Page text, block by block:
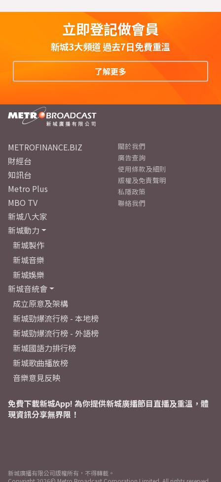
立即登記做會員
新城3大頻道 過去7日免費重溫
了解更多
METROFINANCE.BIZ
財經台
知訊台
Metro Plus
MBO TV
新城八大家
新城動力
新城製作
新城音樂
新城娛樂
新城音統會
成立原意及架構
新城勁爆流行榜 - 本地榜
新城勁爆流行榜 - 外語榜
新城國語力排行榜
新城歌曲播放榜
音樂意見反映
關於我們
廣告查詢
使用條款及細則
版權及免責聲明
私隱政策
聯絡我們
免費下載新城App! 為你提供新城廣播節目直播及重溫，體
現資訊分享無界限！
新城廣播有限公司版權所有，不得轉載。